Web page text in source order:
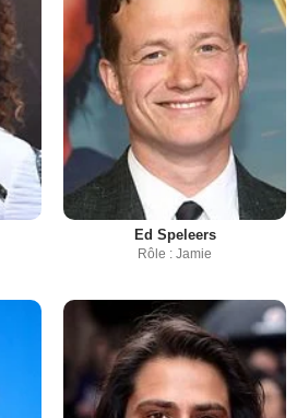
Ed Speleers
Rôle : Jamie